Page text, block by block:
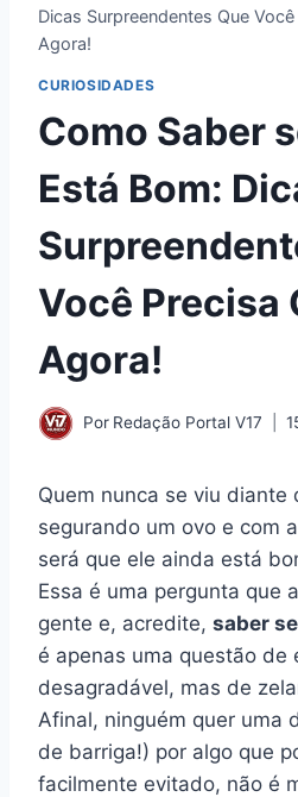
Dicas Surpreendentes Que
Agora!
CURIOSIDADES
Como Saber
Está Bom:
Você Precisa
Agora!
Por Redação Portal V17
Quem nunca se viu diante
segurando um ovo e com
será que ele ainda está
Essa é uma pergunta que
gente e, acredite, saber
é apenas uma questão de
desagradável, mas de
Afinal, ninguém quer uma
de barriga!) por algo que
facilmente evitado, não é